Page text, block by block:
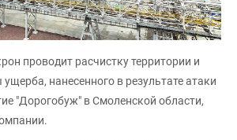
проводит расчистку территории и
нанесенного в результате атаки
"Дорогобуж" в Смоленской области,